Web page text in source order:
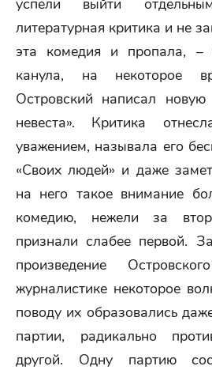
успели выйти
литературная критика и не
эта комедия и пропала, –
канула, на некоторое
Островский написал
невеста». Критика
уважением, называла его
«Своих людей» и даже
на него такое внимание
комедию, нежели за
признали слабее первой.
произведение
журналистике некоторое
поводу их образовались
партии, радикально
другой. Одну партию